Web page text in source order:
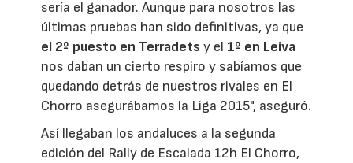
sería el ganador. Aunque para nosotros las
últimas pruebas han sido definitivas, ya que
el 2º puesto en Terradets y el 1º en Leiva
nos daban un cierto respiro y sabíamos que
quedando detrás de nuestros rivales en El
Chorro asegurábamos la Liga 2015", aseguró.
Así llegaban los andaluces a la segunda
edición del Rally de Escalada 12h El Chorro,